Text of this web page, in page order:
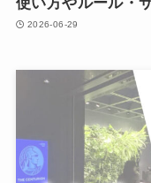
2026-06-29